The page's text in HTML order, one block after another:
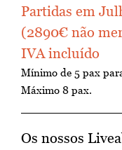
Partidas em
(2890€ não
IVA incluído
Mínimo de 5 pax
Máximo 8 pax.
Os nossos